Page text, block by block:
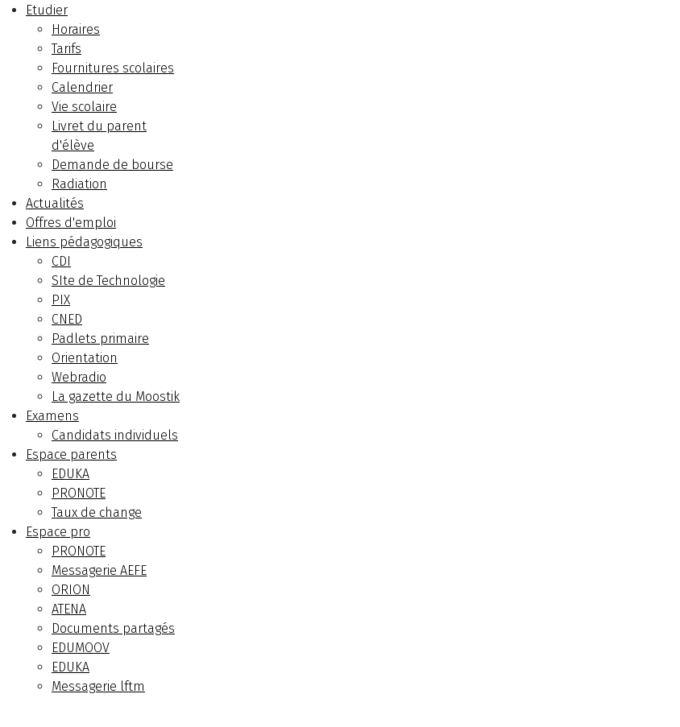
Etudier
Horaires
Tarifs
Fournitures scolaires
Calendrier
Vie scolaire
Livret du parent
d'élève
Demande de bourse
Radiation
Actualités
Offres d'emploi
Liens pédagogiques
CDI
SIte de Technologie
PIX
CNED
Padlets primaire
Orientation
Webradio
La gazette du Moostik
Examens
Candidats individuels
Espace parents
EDUKA
PRONOTE
Taux de change
Espace pro
PRONOTE
Messagerie AEFE
ORION
ATENA
Documents partagés
EDUMOOV
EDUKA
Messagerie lftm